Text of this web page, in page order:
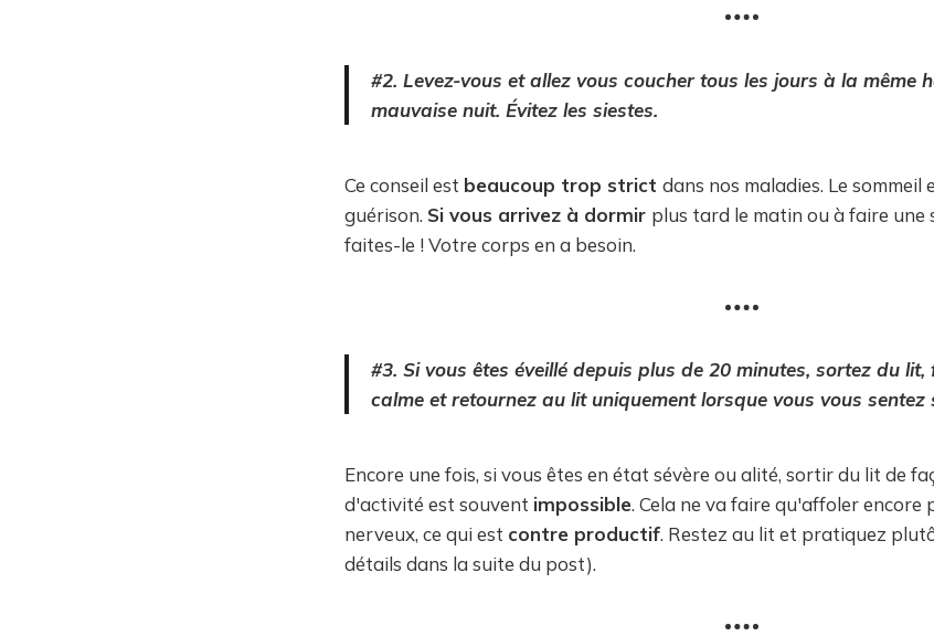
#2. Levez-vous et allez vous coucher tous les jours à la même
mauvaise nuit. Évitez les siestes.
Ce conseil est beaucoup trop strict dans nos maladies. Le
guérison. Si vous arrivez à dormir plus tard le matin ou à faire une
faites-le ! Votre corps en a besoin.
#3. Si vous êtes éveillé depuis plus de 20 minutes, sortez du
calme et retournez au lit uniquement lorsque vous vous sentez
Encore une fois, si vous êtes en état sévère ou alité, sortir du lit de
d'activité est souvent impossible. Cela ne va faire qu'affoler encore
nerveux, ce qui est contre productif. Restez au lit et pratiquez
détails dans la suite du post).